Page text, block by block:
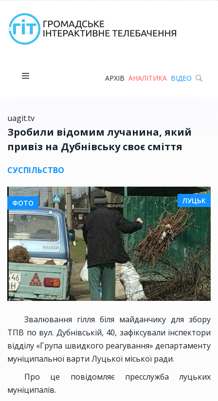
АРХІВ АНАЛІТИКА ВІДЕО
uagit.tv
Зробили відомим лучанина, який
привіз на Дубнівську своє сміття
СУСПІЛЬСТВО
ФОТО ЛУЦЬК
Звалювання гілля біля майданчику для збору
ТПВ по вул. Дубнівській, 40, зафіксували інспектори
відділу «Група швидкого реагування» департаменту
муніципальної варти Луцької міської ради.
Про це повідомляє пресслужба луцьких
муніципалів.